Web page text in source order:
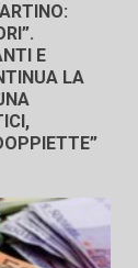
E
LA